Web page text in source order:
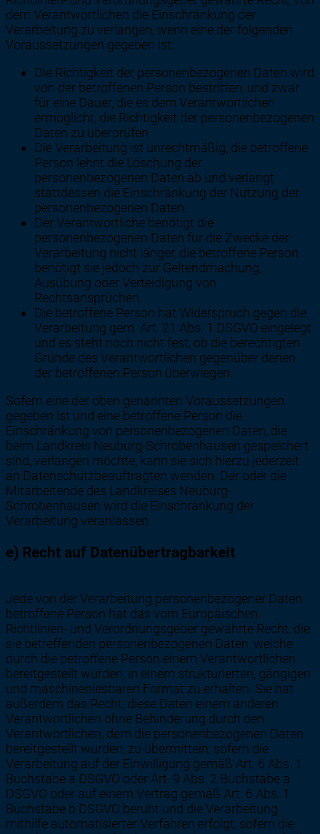
dem Verantwortlichen die Einschränkung der
Verarbeitung zu verlangen, wenn eine der folgenden
Voraussetzungen gegeben ist:
Die Richtigkeit der personenbezogenen Daten wird
von der betroffenen Person bestritten, und zwar
für eine Dauer, die es dem Verantwortlichen
ermöglicht, die Richtigkeit der personenbezogenen
Daten zu überprüfen.
Die Verarbeitung ist unrechtmäßig, die betroffene
Person lehnt die Löschung der
personenbezogenen Daten ab und verlangt
stattdessen die Einschränkung der Nutzung der
personenbezogenen Daten.
Der Verantwortliche benötigt die
personenbezogenen Daten für die Zwecke der
Verarbeitung nicht länger, die betroffene Person
benötigt sie jedoch zur Geltendmachung,
Ausübung oder Verteidigung von
Rechtsansprüchen.
Die betroffene Person hat Widerspruch gegen die
Verarbeitung gem. Art. 21 Abs. 1 DSGVO eingelegt
und es steht noch nicht fest, ob die berechtigten
Gründe des Verantwortlichen gegenüber denen
der betroffenen Person überwiegen.
Sofern eine der oben genannten Voraussetzungen
gegeben ist und eine betroffene Person die
Einschränkung von personenbezogenen Daten, die
beim Landkreis Neuburg-Schrobenhausen gespeichert
sind, verlangen möchte, kann sie sich hierzu jederzeit
an Datenschutzbeauftragten wenden. Der oder die
Mitarbeitende des Landkreises Neuburg-
Schrobenhausen wird die Einschränkung der
Verarbeitung veranlassen.
e) Recht auf Datenübertragbarkeit
Jede von der Verarbeitung personenbezogener Daten
betroffene Person hat das vom Europäischen
Richtlinien- und Verordnungsgeber gewährte Recht, die
sie betreffenden personenbezogenen Daten, welche
durch die betroffene Person einem Verantwortlichen
bereitgestellt wurden, in einem strukturierten, gängigen
und maschinenlesbaren Format zu erhalten. Sie hat
außerdem das Recht, diese Daten einem anderen
Verantwortlichen ohne Behinderung durch den
Verantwortlichen, dem die personenbezogenen Daten
bereitgestellt wurden, zu übermitteln, sofern die
Verarbeitung auf der Einwilligung gemäß Art. 6 Abs. 1
Buchstabe a DSGVO oder Art. 9 Abs. 2 Buchstabe a
DSGVO oder auf einem Vertrag gemäß Art. 6 Abs. 1
Buchstabe b DSGVO beruht und die Verarbeitung
mithilfe automatisierter Verfahren erfolgt, sofern die